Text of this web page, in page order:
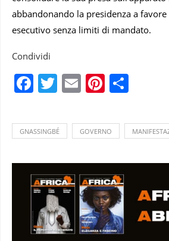
abbandonando la presidenza a
esecutivo senza limiti di mandato.
Condividi
Facebook
Twitter
Email
GNASSINGBÉ GOVERNO